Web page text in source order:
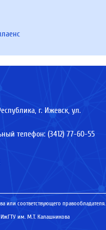
г. Ижевск, ул.
телефон: (3412) 77-60-55
или соответствующего правообладателя.
им. М.Т. Калашникова